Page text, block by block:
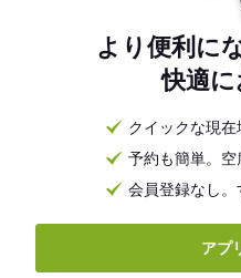
より便利に
快適に
クイックな現
予約も簡単。
会員登録なし
アプ